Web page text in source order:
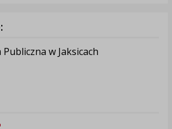
w Jaksicach